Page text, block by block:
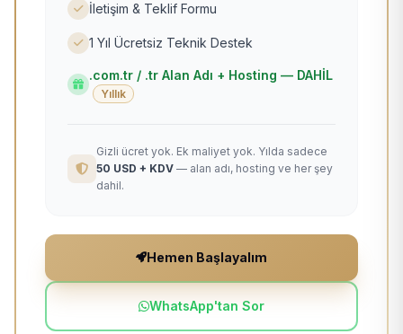
İletişim & Teklif Formu
1 Yıl Ücretsiz Teknik Destek
.com.tr / .tr Alan Adı + Hosting — DAHİL
Yıllık
Gizli ücret yok. Ek maliyet yok. Yılda sadece
50 USD + KDV — alan adı, hosting ve her şey
dahil.
Hemen Başlayalım
WhatsApp'tan Sor